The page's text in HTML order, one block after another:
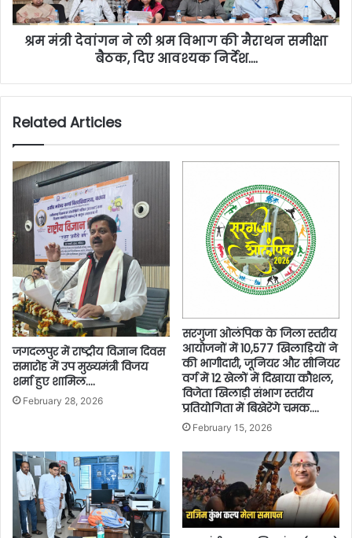
श्रम मंत्री देवांगन ने ली श्रम विभाग की मैराथन समीक्षा
बैठक, दिए आवश्यक निर्देश….
Related Articles
जगदलपुर में राष्ट्रीय विज्ञान दिवस
समारोह में उप मुख्यमंत्री विजय
शर्मा हुए शामिल….
February 28, 2026
सरगुजा ओलंपिक के जिला स्तरीय
आयोजनों में 10,577 खिलाड़ियों ने
की भागीदारी, जूनियर और सीनियर
वर्ग में 12 खेलों में दिखाया कौशल,
विजेता खिलाड़ी संभाग स्तरीय
प्रतियोगिता में बिखेरेंगे चमक….
February 15, 2026